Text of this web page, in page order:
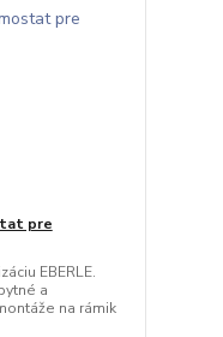
pre
EBERLE.
a
na rámik